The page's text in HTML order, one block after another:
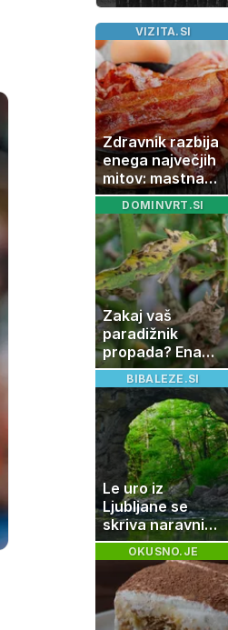
VIZITA.SI
Zdravnik razbija
enega največjih
mitov: mastna
jetra ne
nastanejo
zaradi slanine,
temveč zaradi
živila, ki ga
imamo vsi radi
DOMINVRT.SI
Zakaj vaš
paradižnik
propada? Ena
napaka lahko
uniči rastline –
tako jih rešite
BIBALEZE.SI
Le uro iz
Ljubljane se
skriva naravni
čudež, ki je kot
ustvarjen za
družinski izlet
OKUSNO.JE